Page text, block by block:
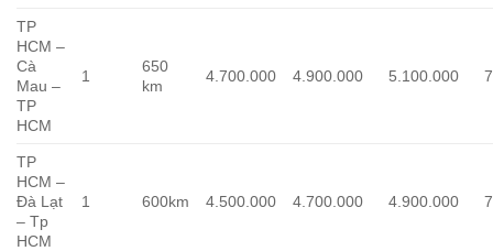
TP
HCM –
Cà
Mau –
TP
HCM
1
650
km
4.700.000 4.900.000 5.100.000
TP
HCM –
Đà Lạt
– Tp
HCM
1 600km 4.500.000 4.700.000 4.900.000